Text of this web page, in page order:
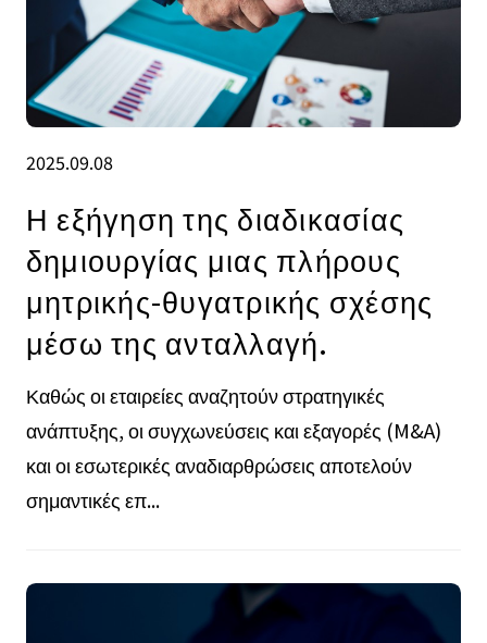
2025.09.08
Η εξήγηση της διαδικασίας
δημιουργίας μιας πλήρους
μητρικής-θυγατρικής σχέσης
μέσω της ανταλλαγή.
Καθώς οι εταιρείες αναζητούν στρατηγικές
ανάπτυξης, οι συγχωνεύσεις και εξαγορές (M&A)
και οι εσωτερικές αναδιαρθρώσεις αποτελούν
σημαντικές επ...